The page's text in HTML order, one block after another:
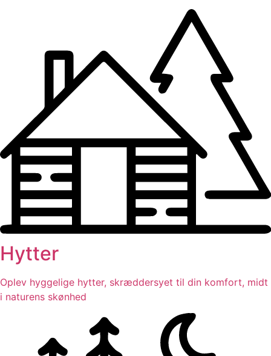
Hytter
Oplev hyggelige hytter, skræddersyet til din komfort, midt
i naturens skønhed